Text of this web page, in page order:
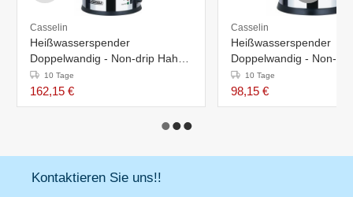
Casselin
Heißwasserspender
Doppelwandig - Non-drip Hahn -
30 Liter - Ø318x(h)640mm
10 Tage
162,15 €
Casselin
Heißwasserspender
Doppelwandig - Non-
6,8 Liter -
10 Tage
98,15 €
Kontaktieren Sie uns!!